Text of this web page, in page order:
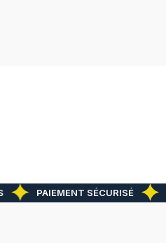
PAIEMENT SÉCURISÉ